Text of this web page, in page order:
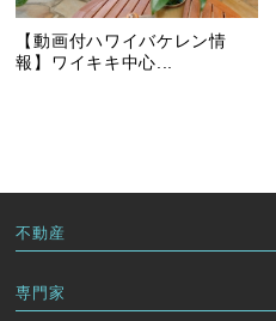
【動画付ハワイバケレン情
報】ワイキキ中心...
不動産
専門家